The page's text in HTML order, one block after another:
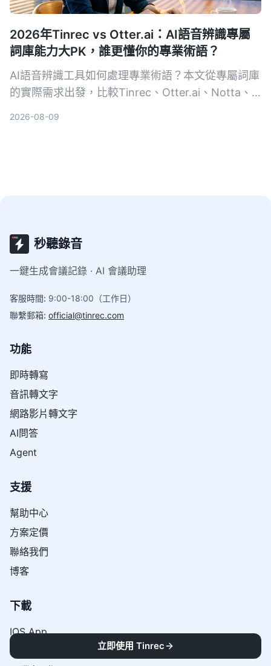
2026年Tinrec vs Otter.ai：AI語音辨識專屬
詞庫能力大PK，誰更懂你的專業術語？
AI語音辨識工具如何處理專業術語？本文從專屬詞庫
的實際需求出發，比較Tinrec、Otter.ai、Notta、
2026-08-09
秒聽錄音
一鍵生成會議記錄 · AI 會議助理
客服時間: 9:00-18:00（工作日）
聯繫郵箱: official@tinrec.com
功能
即時轉寫
音訊轉文字
網路影片轉文字
AI問答
Agent
支援
幫助中心
方案定價
聯絡我們
博客
下載
IOS App
Android App
立即使用 Tinrec